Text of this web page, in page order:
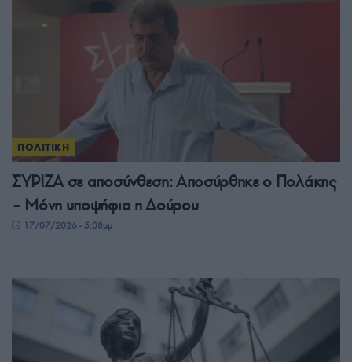
ΠΟΛΙΤΙΚΗ
ΣΥΡΙΖΑ σε αποσύνθεση: Αποσύρθηκε ο Πολάκης
– Μόνη υποψήφια η Δούρου
17/07/2026 - 5:08μμ